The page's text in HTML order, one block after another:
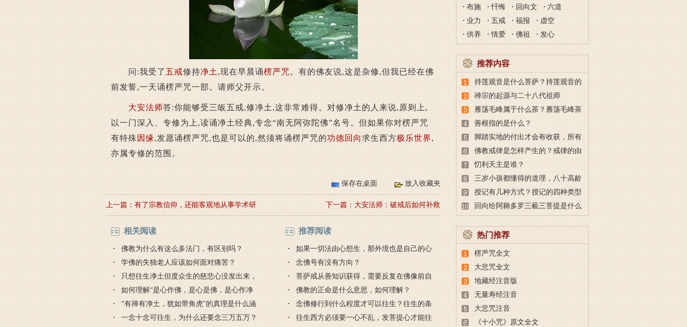
问:我受了 五戒修持净土 ,现在早晨诵楞严咒。有的佛友说,这是杂修,但我已经在佛
前发誓,一天诵楞严咒一部。请师父开示。
大安法师答:你能够受三皈五戒,修净土,这非常难得。对修净土的人来说,原则上,
以一门深入、专修为上,读诵净土经典,专念“南无阿弥陀佛”名号。但如果你对楞严咒
有特殊 因缘,发愿诵楞严咒,也是可以的,然须将诵楞严咒的功德回向求生西方极乐世界,
亦属专修的范围。
保存在桌面 放入收藏夹
上一篇： 有了宗教信仰，还能客观地从事学术研
究吗？
下一篇： 大安法师：破戒后如何补救
相关阅读
佛教为什么有这么多法门，有区别吗？
学佛的失独老人应该如何面对痛苦？
只想往生净土但度众生的慈悲心没发出来，
能否往生？
如何理解“是心作佛，是心是佛，是心作净
土，是心是净土”？
“有禅有净土，犹如带角虎”的真理是什么涵
义？
一念十念可往生，为什么还要念三万五万？
推荐阅读
如果一切法由心想生，那外境也是自己的心
想出的吗？
念佛号有没有方向？
菩萨戒从善知识获得，需要反复在佛像前自
受吗？为什么？
佛教的正命是什么意思，如何理解？
念佛修行到什么程度才可以往生？往生的条
件是什么？
往生西方必须要一心不乱，发菩提心才能往
布施
忏悔 回向文
六道
业力
五戒 福报
虚空
供养
情爱 佛祖 发心
推荐内容
持莲观音是什么菩萨？持莲观音的
故事
禅宗的起源与二十八代祖师
雁荡毛峰属于什么茶？雁荡毛峰茶
的特点与由来
善根指的是什么？
脚踏实地的付出才会有收获，所有
的付出都不会白费
佛教戒律是怎样产生的？戒律的由
来
忉利天主是谁？
三岁小孩都懂得的道理，八十高龄
也未必做得到
授记有几种方式？授记的四种类型
回向给阿耨多罗三藐三菩提是什么
热门推荐
楞严咒全文
大悲咒全文
地藏经注音版
无量寿经注音
大悲咒注音
《十小咒》原文全文